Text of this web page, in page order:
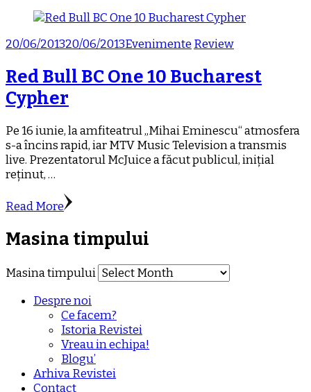
20/06/201320/06/2013Evenimente Review
Red Bull BC One 10 Bucharest
Cypher
Pe 16 iunie, la amfiteatrul „Mihai Eminescu“ atmosfera
s-a încins rapid, iar MTV Music Television a transmis
live. Prezentatorul McJuice a făcut publicul, inițial
reținut, …
Read More
Masina timpului
Masina timpului
Despre noi
Ce facem?
Istoria Revistei
Vreau in echipa!
Blogu’
Arhiva Revistei
Contact